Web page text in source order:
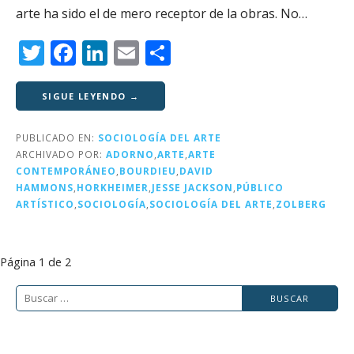
arte ha sido el de mero receptor de la obras. No…
T
w
it
te
r
F
a
c
e
b
o
o
Li
n
k
e
dI
n
E
m
ai
l p
a
rt
ir
SIGUE LEYENDO →
PUBLICADO EN: SOCIOLOGÍA DEL ARTE
ARCHIVADO POR: ADORNO ARTE ARTE
CONTEMPORÁNEO BOURDIEU DAVID
HAMMONS HORKHEIMER JESSE JACKSON PÚBLICO
ARTÍSTICO SOCIOLOGÍA SOCIOLOGÍA DEL ARTE ZOLBERG
Navegación
por
Entrada
Página 1 de 2
Buscar: